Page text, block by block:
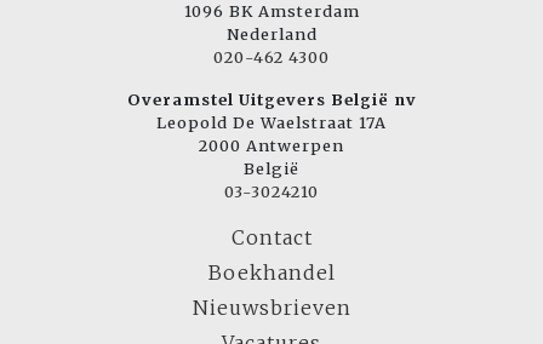
1096 BK Amsterdam
Nederland
020-462 4300
Overamstel Uitgevers België nv
Leopold De Waelstraat 17A
2000 Antwerpen
België
03-3024210
Contact
Boekhandel
Nieuwsbrieven